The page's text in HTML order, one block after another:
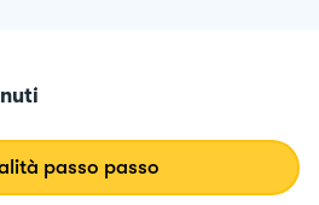
passo passo